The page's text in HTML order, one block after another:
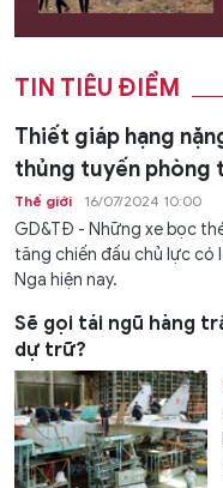
TIN TIÊU ĐIỂM
Thiết giáp hạng
thủng tuyến phòng
Thế giới 16/07/2024 10:00
GD&TĐ - Những xe bọc
tăng chiến đấu chủ lực có
Nga hiện nay.
Sẽ gọi tái ngũ hàng
dự trữ?